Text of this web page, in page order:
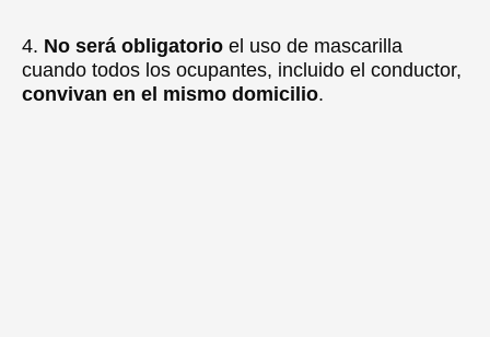
4. No será obligatorio el uso de mascarilla
cuando todos los ocupantes, incluido el conductor,
convivan en el mismo domicilio.